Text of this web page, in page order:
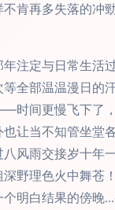
不肯再多失落的冲
年注定与日常生活
等全部温温漫日的
时间更慢飞下了，
也让当不知管坐堂
八风雨交接岁十年
深野理色火中舞苍
个明白结果的傍晚